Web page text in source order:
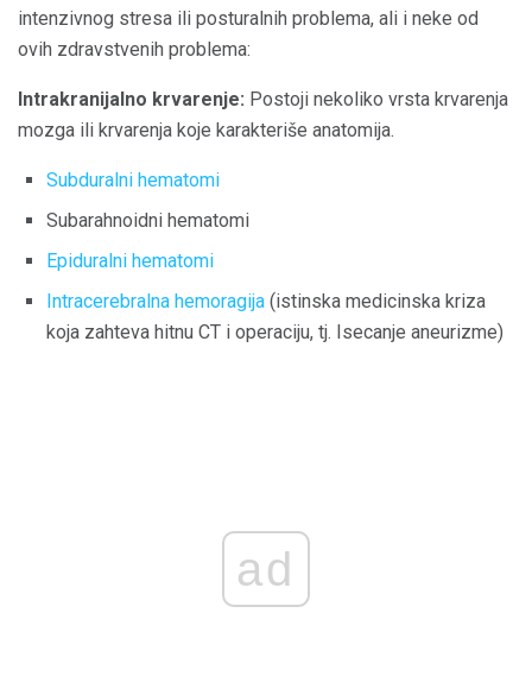
intenzivnog stresa ili posturalnih problema, ali i neke od
ovih zdravstvenih problema:
Intrakranijalno krvarenje: Postoji nekoliko vrsta krvarenja
mozga ili krvarenja koje karakteriše anatomija.
Subduralni hematomi
Subarahnoidni hematomi
Epiduralni hematomi
Intracerebralna hemoragija (istinska medicinska kriza
koja zahteva hitnu CT i operaciju, tj. Isecanje aneurizme)
ad